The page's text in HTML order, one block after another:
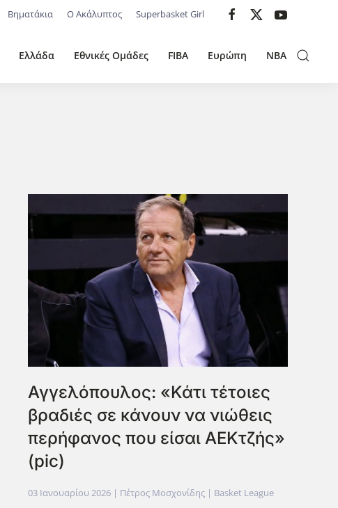
Βηματάκια Ο Ακάλυπτος Superbasket Girl
Ελλάδα Εθνικές Ομάδες FIBA Ευρώπη NBA
Αγγελόπουλος: «Κάτι τέτοιες
βραδιές σε κάνουν να νιώθεις
περήφανος που είσαι ΑΕΚτζής»
(pic)
03 Ιανουαρίου 2026| Πέτρος Μοσχονίδης | Basket League